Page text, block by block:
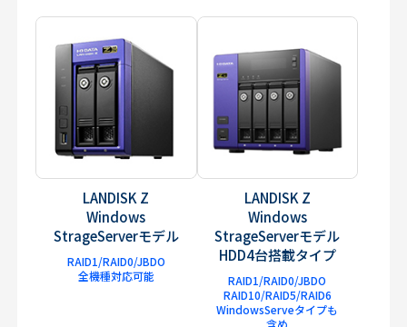
LANDISK Z
Windows
StrageServerモデル
RAID1/RAID0/JBDO
全機種対応可能
LANDISK Z
Windows
StrageServerモデル
HDD4台搭載タイプ
RAID1/RAID0/JBDO
RAID10/RAID5/RAID6
WindowsServeタイプも